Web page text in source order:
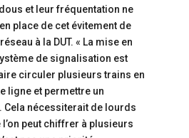
et leur fréquentation ne
place de cet évitement de
à la DUT. « La mise en
de signalisation est
circuler plusieurs trains en
ligne et permettre un
nécessiterait de lourds
peut chiffrer à plusieurs